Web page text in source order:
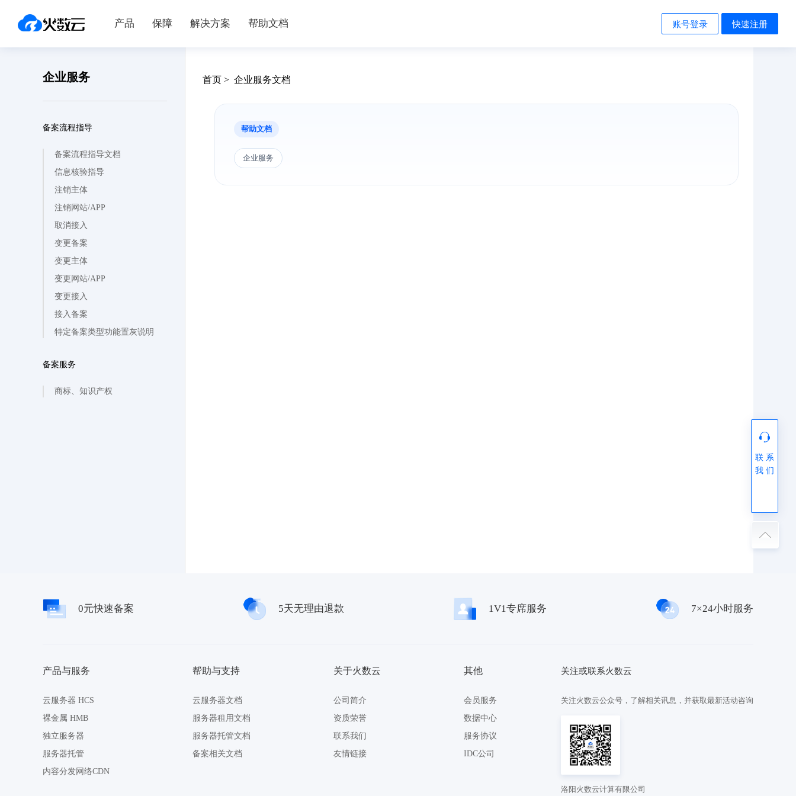
产品 保障 解决方案 帮助文档 账号登录 快速注册
企业服务
备案流程指导
备案流程指导文档
信息核验指导
注销主体
注销网站/APP
取消接入
变更备案
变更主体
变更网站/APP
变更接入
接入备案
特定备案类型功能置灰说明
备案服务
商标、知识产权
首页 > 企业服务文档
帮助文档
企业服务
联 系
我 们
0元快速备案 5天无理由退款 1V1专席服务 7×24小时服务
产品与服务
云服务器 HCS
裸金属 HMB
独立服务器
服务器托管
内容分发网络CDN
帮助与支持
云服务器文档
服务器租用文档
服务器托管文档
备案相关文档
关于火数云
公司简介
资质荣誉
联系我们
友情链接
其他
会员服务
数据中心
服务协议
IDC公司
关注或联系火数云
关注火数云公众号，了解相关讯息，并获取最新活动咨询
洛阳火数云计算有限公司